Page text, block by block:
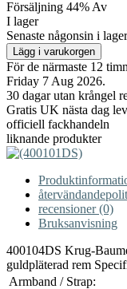
Försäljning 44% Av
I lager
Senaste någonsin i
För de närmaste 12
Friday 7 Aug 2026.
30 dagar utan krångel
Gratis UK nästa dag
officiell fackhandeln
liknande produkter
recensioner (0)
Bruksanvisning
400104DS Krug-
guldpläterad rem
Armband / Strap: